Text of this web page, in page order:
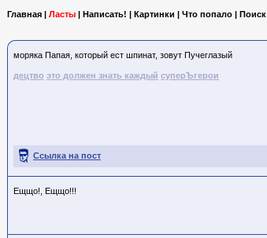
Главная | Ласты | Написать! | Картинки | Что попало | Поиск
моряка Папая, который ест шпинат, зовут Пучеглазый
децтво это должен знать каждый суперЪгерои
Ссылка на пост
Ещщо!, Ещщо!!!